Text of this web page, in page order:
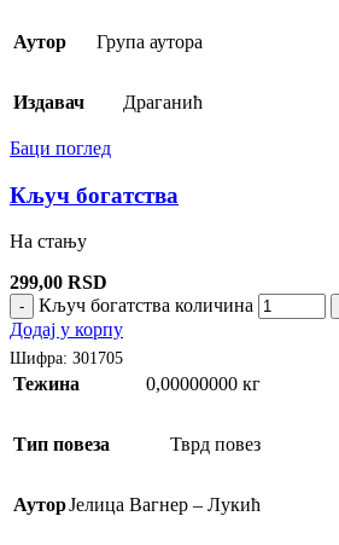
Аутор Група аутора
Издавач Драганић
Баци поглед
Кључ богатства
На стању
299,00 RSD
- Кључ богатства количина
Додај у корпу
Шифра: З01705
Тежина 0,00000000 кг
Тип повеза Тврд повез
АуторЈелица Вагнер – Лукић